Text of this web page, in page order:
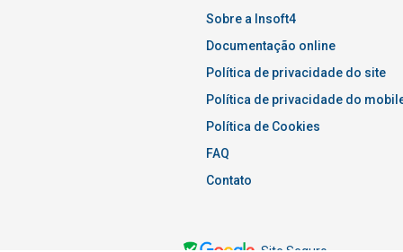
Sobre a Insoft4
Documentação online
Política de privacidade do site
Política de privacidade do
Política de Cookies
FAQ
Contato